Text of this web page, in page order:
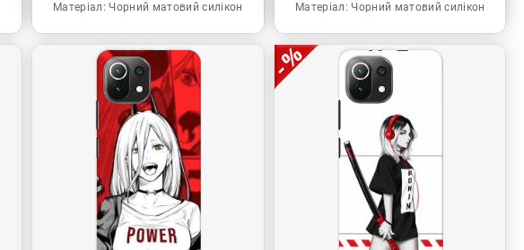
Матеріал: Чорний матовий силікон Матеріал: Чорний матовий силікон